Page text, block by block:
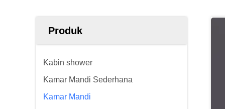
Produk
Kabin shower
Kamar Mandi Sederhana
Kamar Mandi